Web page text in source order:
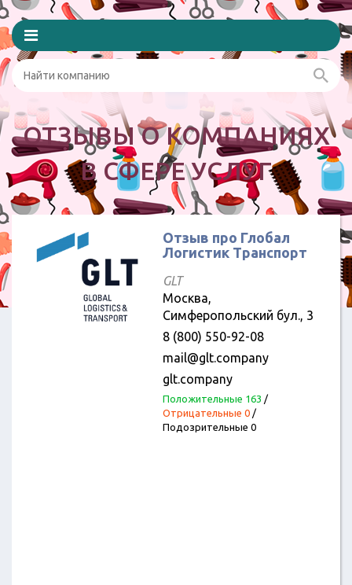
ОТЗЫВЫ О КОМПАНИЯХ
В СФЕРЕ УСЛУГ
Отзыв про Глобал
Логистик Транспорт
GLT
Москва,
Симферопольский бул., 3
8 (800) 550-92-08
mail@glt.company
glt.company
Положительные 163 /
Отрицательные 0/
Подозрительные 0